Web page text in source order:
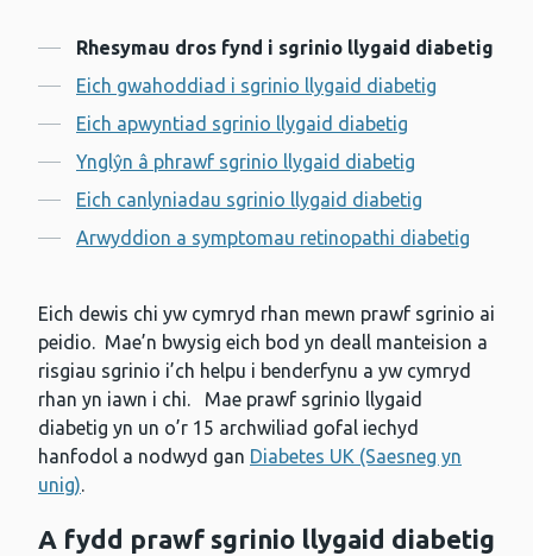
Cynnwys
Rhesymau dros fynd i sgrinio llygaid diabetig
Eich gwahoddiad i sgrinio llygaid diabetig
Eich apwyntiad sgrinio llygaid diabetig
Ynglŷn â phrawf sgrinio llygaid diabetig
Eich canlyniadau sgrinio llygaid diabetig
Arwyddion a symptomau retinopathi diabetig
Eich dewis chi yw cymryd rhan mewn prawf sgrinio ai
peidio. Mae’n bwysig eich bod yn deall manteision a
risgiau sgrinio i’ch helpu i benderfynu a yw cymryd
rhan yn iawn i chi. Mae prawf sgrinio llygaid
diabetig yn un o’r 15 archwiliad gofal iechyd
hanfodol a nodwyd gan Diabetes UK (Saesneg yn
unig).
A fydd prawf sgrinio llygaid diabetig